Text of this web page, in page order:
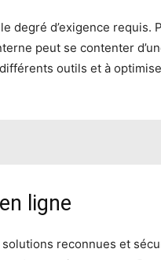
degré d’exigence requis.
peut se contenter
outils et à
ligne
reconnues et